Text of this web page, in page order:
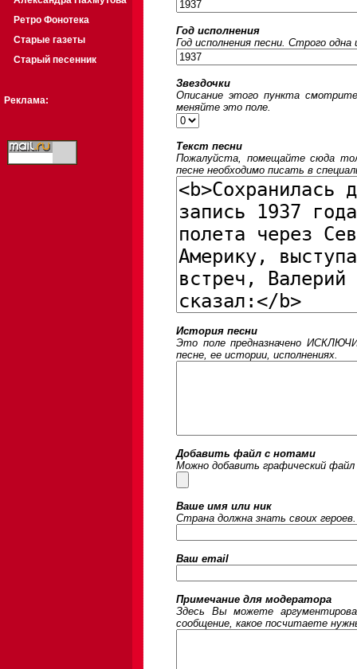
Ретро Фонотека
Старые газеты
Старый песенник
Реклама:
Год исполнения
Год исполнения песни. Строго
Звездочки
Описание этого пункта
меняйте это поле.
Текст песни
Пожалуйста, помещайте сюда
песне необходимо писать в
История песни
Это поле предназначено
песне, ее истории, исполнениях.
Добавить файл с нотами
Можно добавить графический
Ваше имя или ник
Страна должна знать своих
Ваш email
Примечание для модератора
Здесь Вы можете
сообщение, какое посчитаете